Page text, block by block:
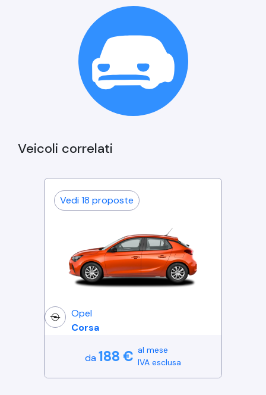
Veicoli correlati
Vedi 18 proposte
Opel
Corsa
da 188 € al mese
IVA esclusa